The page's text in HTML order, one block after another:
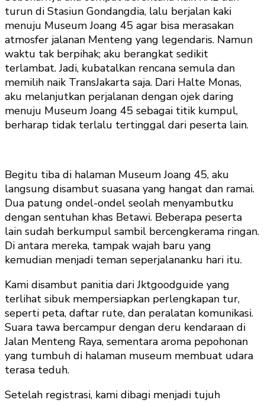
turun di Stasiun Gondangdia, lalu berjalan kaki
menuju Museum Joang 45 agar bisa merasakan
atmosfer jalanan Menteng yang legendaris. Namun
waktu tak berpihak; aku berangkat sedikit
terlambat. Jadi, kubatalkan rencana semula dan
memilih naik TransJakarta saja. Dari Halte Monas,
aku melanjutkan perjalanan dengan ojek daring
menuju Museum Joang 45 sebagai titik kumpul,
berharap tidak terlalu tertinggal dari peserta lain.
Begitu tiba di halaman Museum Joang 45, aku
langsung disambut suasana yang hangat dan ramai.
Dua patung ondel-ondel seolah menyambutku
dengan sentuhan khas Betawi. Beberapa peserta
lain sudah berkumpul sambil bercengkerama ringan.
Di antara mereka, tampak wajah baru yang
kemudian menjadi teman seperjalananku hari itu.
Kami disambut panitia dari Jktgoodguide yang
terlihat sibuk mempersiapkan perlengkapan tur,
seperti peta, daftar rute, dan peralatan komunikasi.
Suara tawa bercampur dengan deru kendaraan di
Jalan Menteng Raya, sementara aroma pepohonan
yang tumbuh di halaman museum membuat udara
terasa teduh.
Setelah registrasi, kami dibagi menjadi tujuh